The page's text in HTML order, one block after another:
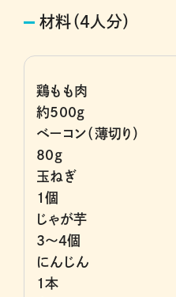
材料（4人分）
鶏もも肉
約500g
ベーコン（薄切り）
80g
玉ねぎ
1個
じゃが芋
3～4個
にんじん
1本